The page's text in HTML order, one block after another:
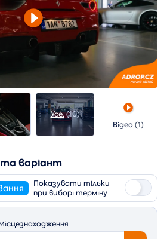
Усе.(10)
Відео(1)
варіант
Показувати тільки
при виборі терміну